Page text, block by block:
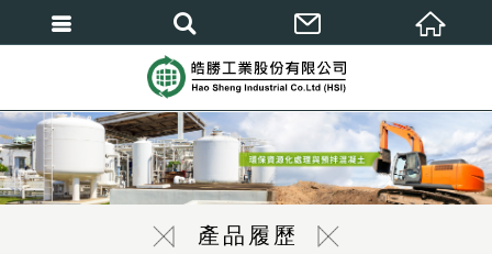
產品履歷
繁體中文